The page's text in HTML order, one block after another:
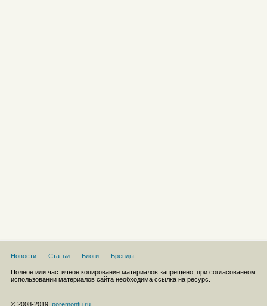
Новости Статьи Блоги Бренды
Полное или частичное копирование материалов запрещено, при согласованном
использовании материалов сайта необходима ссылка на ресурс.
© 2008-2019, poremontu.ru